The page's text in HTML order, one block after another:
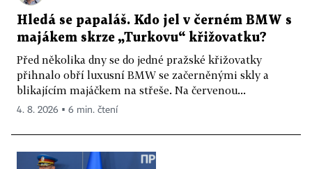
Hledá se papaláš. Kdo jel v černém BMW s
majákem skrze „Turkovu“ křižovatku?
Před několika dny se do jedné pražské křižovatky
přihnalo obří luxusní BMW se začerněnými skly a
blikajícím majáčkem na střeše. Na červenou...
4. 8. 2026 ▪ 6 min. čtení